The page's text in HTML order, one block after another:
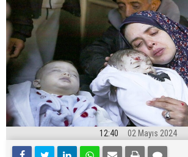
12:40 02 Mayıs 2024